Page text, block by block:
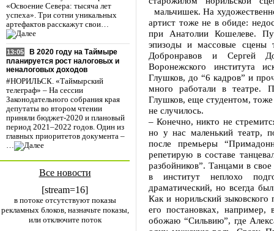
«Освоение Севера: тысяча лет
успеха». Три сотни уникальных
артефактов расскажут свои…
13:05
В 2020 году на Таймыре
планируется рост налоговых и
неналоговых доходов
#НОРИЛЬСК. «Таймырский
телеграф» – На сессии
Законодательного собрания края
депутаты во втором чтении
приняли бюджет-2020 и плановый
период 2021–2022 годов. Один из
главных приоритетов документа –
…
Все новости
[stream=16]
в потоке отсутствуют показы
рекламных блоков, назначьте показы,
или отключите поток
мальчишек. На
артист тоже не в обиде:
при Анатолии Кошелеве.
эпизоды и массовые сцены
Добронравов и Сергей
Воронежского института
Глушков, до “6 кадров” и
много работали в театре.
Глушков, еще студентом,
не случилось.
– Конечно, никто не
но у нас маленький театр,
после премьеры
репетирую в составе
разбойников”. Танцами в
в институт неплохо
драматический, но всегда
Как и норильский
его постановках,
обожаю “Сильвию”, где